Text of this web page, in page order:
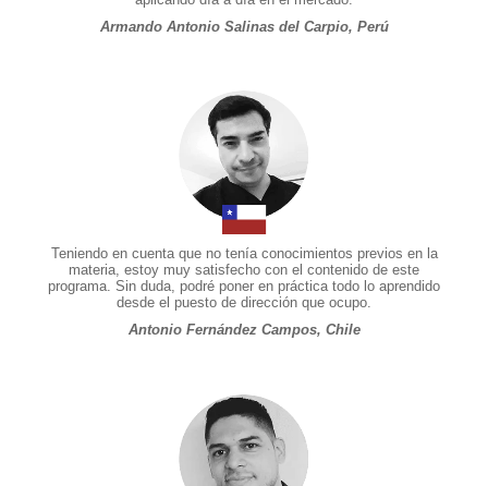
Armando Antonio Salinas del Carpio, Perú
Teniendo en cuenta que no tenía conocimientos previos en la
materia, estoy muy satisfecho con el contenido de este
programa. Sin duda, podré poner en práctica todo lo aprendido
desde el puesto de dirección que ocupo.
Antonio Fernández Campos, Chile